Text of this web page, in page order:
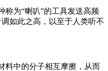
称为“喇叭”的工具发送高频
如此之高，以至于人类听不
料中的分子相互摩擦，从而